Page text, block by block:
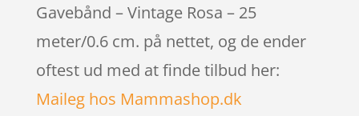
Gavebånd – Vintage Rosa – 25
meter/0.6 cm. på nettet, og de ender
oftest ud med at finde tilbud her:
Maileg hos Mammashop.dk